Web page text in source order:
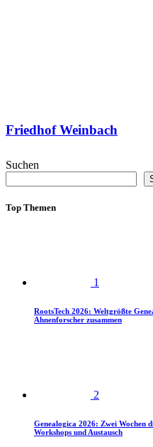
Friedhof Weinbach
Suchen
Top Themen
1
RootsTech 2026: Weltgrößte
Ahnenforscher zusammen
2
Genealogica 2026: Zwei Wochen
Workshops und Austausch